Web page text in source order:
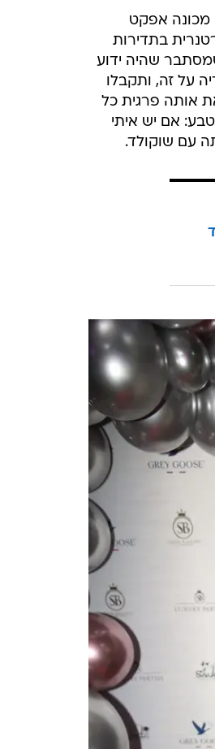
מכונה אפקט
בתדירות
שהיה ידוע
על זה, ותקבלו
אותה פרגית כל
אם יש איתי
עם שוקולד.